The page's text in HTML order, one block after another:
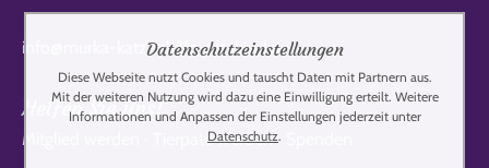
info@murka-katzenhilfe-russland.de
Helfen Sie uns!
Mitglied werden Tierpate werden·
Datenschutzeinstellungen
Diese Webseite nutzt Cookies und tauscht Daten mit Partnern aus.
Mit der weiteren Nutzung wird dazu eine Einwilligung erteilt. Weitere
Informationen und Anpassen der Einstellungen jederzeit unter
Datenschutz.